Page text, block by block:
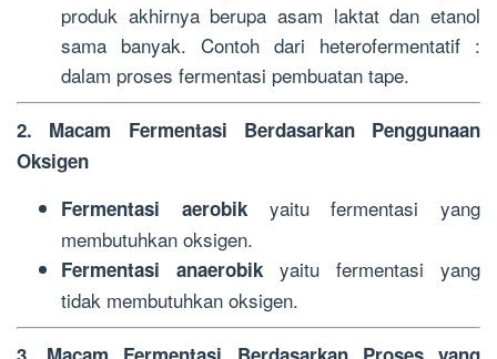
produk akhirnya berupa asam laktat dan etanol
sama banyak. Contoh dari heterofermentatif :
dalam proses fermentasi pembuatan tape.
2. Macam Fermentasi Berdasarkan Penggunaan
Oksigen
Fermentasi aerobikyaitu fermentasi yang
membutuhkan oksigen.
Fermentasi anaerobik yaitu fermentasi yang
tidak membutuhkan oksigen.